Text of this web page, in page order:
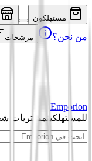
مستهلكون
من نحن؟ مرشحات
Emporion
للمستهلكينمشتريات